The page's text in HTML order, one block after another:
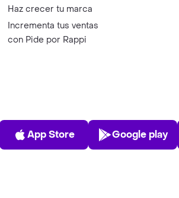
Haz crecer tu marca
Incrementa tus ventas
con Pide por Rappi
App Store
App Store
Play Store
Google play